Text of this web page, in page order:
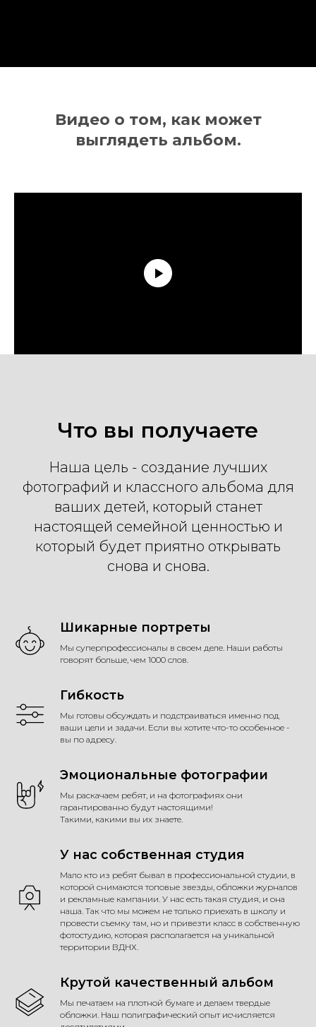
Видео о том, как может
выглядеть альбом.
Что вы получаете
Наша цель - создание лучших
фотографий и классного альбома для
ваших детей, который станет
настоящей семейной ценностью и
который будет приятно открывать
снова и снова.
Шикарные портреты
Мы суперпрофессионалы в своем деле. Наши работы
говорят больше, чем 1000 слов.
Гибкость
Мы готовы обсуждать и подстраиваться именно под
ваши цели и задачи. Если вы хотите что-то особенное -
вы по адресу.
Эмоциональные фотографии
Мы раскачаем ребят, и на фотографиях они
гарантированно будут настоящими!
Такими, какими вы их знаете.
У нас собственная студия
Мало кто из ребят бывал в профессиональной студии, в
которой снимаются топовые звезды, обложки журналов
и рекламные кампании. У нас есть такая студия, и она
наша. Так что мы можем не только приехать в школу и
провести съемку там, но и привезти класс в собственную
фотостудию, которая располагается на уникальной
территории ВДНХ.
Крутой качественный альбом
Мы печатаем на плотной бумаге и делаем твердые
обложки. Наш полиграфический опыт исчисляется